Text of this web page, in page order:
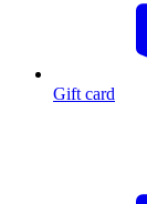
Gift card